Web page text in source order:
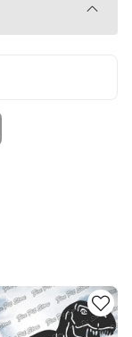
jest
projekt
Twojej firmy
Twoich
projektu